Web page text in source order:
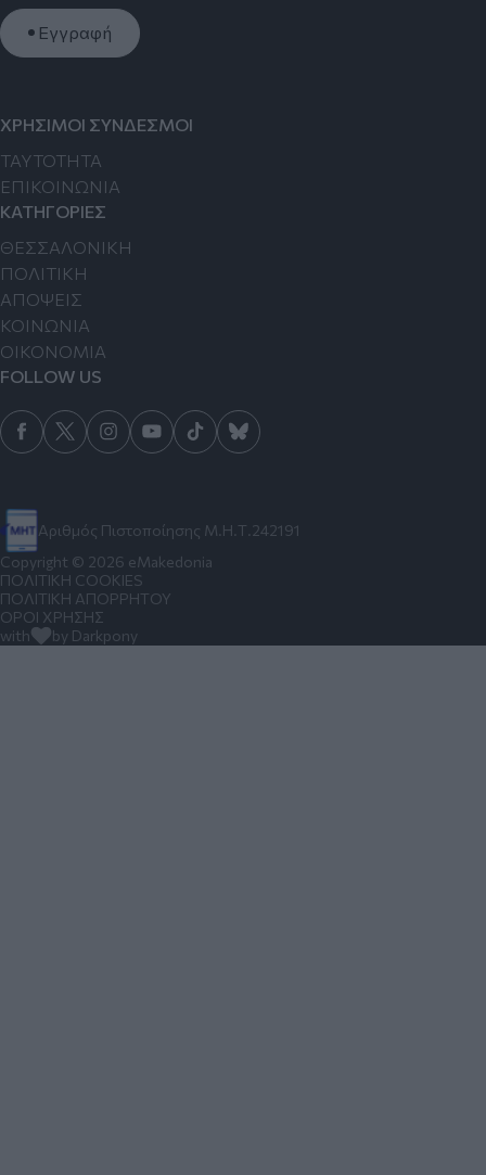
Εγγραφή
Αριθμός Πιστοποίησης Μ.Η.Τ.242191
ΧΡΗΣΙΜΟΙ ΣΥΝΔΕΣΜΟΙ
TAYTOTHTA
ΕΠΙΚΟΙΝΩΝΙΑ
ΚΑΤΗΓΟΡΙΕΣ
ΘΕΣΣΑΛΟΝΙΚΗ
ΠΟΛΙΤΙΚΗ
ΑΠΟΨΕΙΣ
ΚΟΙΝΩΝΙΑ
ΟΙΚΟΝΟΜΙΑ
FOLLOW US
Copyright © 2026 eMakedonia
ΠΟΛΙΤΙΚΗ COOKIES
ΠΟΛΙΤΙΚΗ ΑΠΟΡΡΗΤΟΥ
ΟΡΟΙ ΧΡΗΣΗΣ
with
by Darkpony